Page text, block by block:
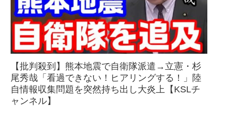
【批判殺到】熊本地震で自衛隊派遣→立憲・杉
尾秀哉「看過できない！ヒアリングする！」陸
自情報収集問題を突然持ち出し大炎上【KSLチ
ャンネル】